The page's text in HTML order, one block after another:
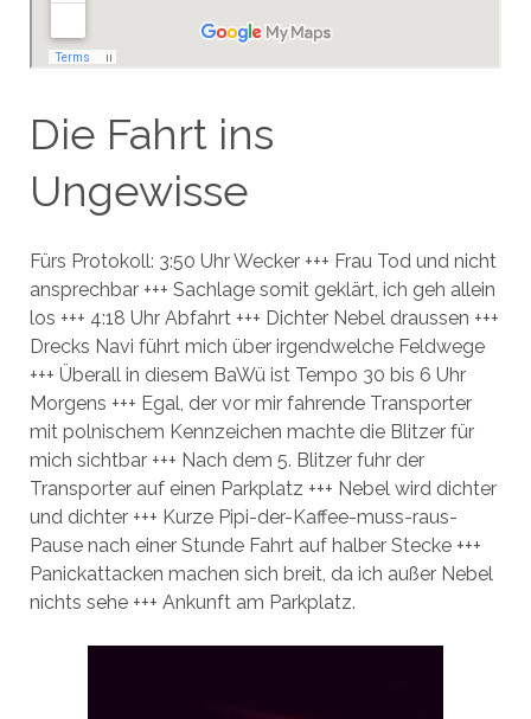
Die Fahrt ins
Ungewisse
Fürs Protokoll: 3:50 Uhr Wecker +++ Frau Tod und nicht
ansprechbar +++ Sachlage somit geklärt, ich geh allein
los +++ 4:18 Uhr Abfahrt +++ Dichter Nebel draussen +++
Drecks Navi führt mich über irgendwelche Feldwege
+++ Überall in diesem BaWü ist Tempo 30 bis 6 Uhr
Morgens +++ Egal, der vor mir fahrende Transporter
mit polnischem Kennzeichen machte die Blitzer für
mich sichtbar +++ Nach dem 5. Blitzer fuhr der
Transporter auf einen Parkplatz +++ Nebel wird dichter
und dichter +++ Kurze Pipi-der-Kaffee-muss-raus-
Pause nach einer Stunde Fahrt auf halber Stecke +++
Panickattacken machen sich breit, da ich außer Nebel
nichts sehe +++ Ankunft am Parkplatz.